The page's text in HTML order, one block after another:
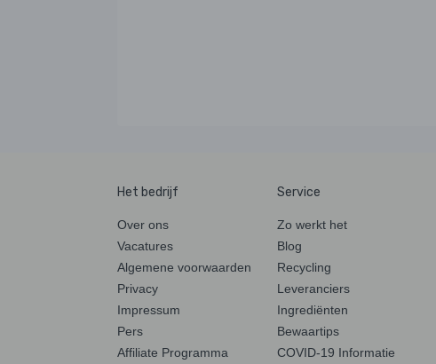
Het bedrijf
Over ons
Vacatures
Algemene voorwaarden
Privacy
Impressum
Pers
Affiliate Programma
Service
Zo werkt het
Blog
Recycling
Leveranciers
Ingrediënten
Bewaartips
COVID-19 Informatie